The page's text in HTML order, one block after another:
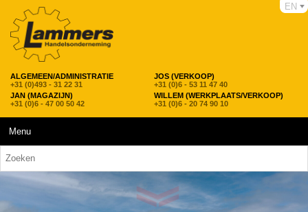
ALGEMEEN/ADMINISTRATIE
+31 (0)493 - 31 22 31
JOS (VERKOOP)
+31 (0)6 - 53 11 47 40
JAN (MAGAZIJN)
+31 (0)6 - 47 00 50 42
WILLEM (WERKPLAATS/VERKOOP)
+31 (0)6 - 20 74 90 10
EN
Menu